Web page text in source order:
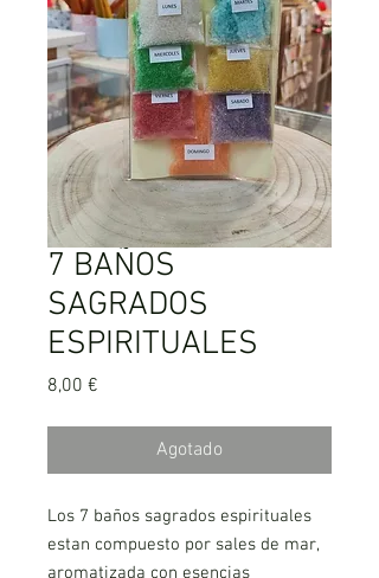
7 BAÑOS
SAGRADOS
ESPIRITUALES
8,00 €
Agotado
Los 7 baños sagrados espirituales
estan compuesto por sales de mar,
aromatizada con esencias